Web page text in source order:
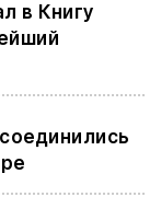
в Книгу